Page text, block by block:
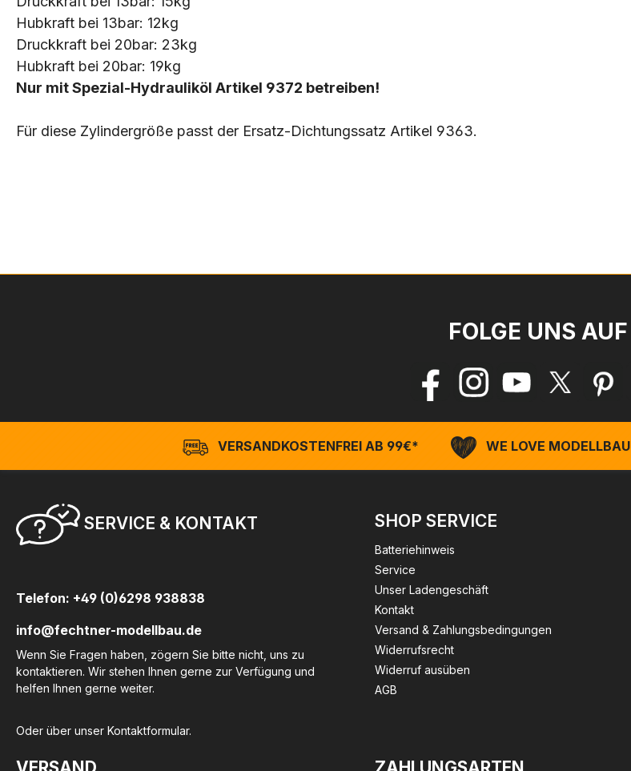
Hubkraft bei 13bar: 12kg
Druckkraft bei 20bar: 23kg
Hubkraft bei 20bar: 19kg
Nur mit Spezial-Hydrauliköl Artikel 9372 betreiben!
Für diese Zylindergröße passt der Ersatz-Dichtungssatz Artikel 9363.
FOLGE UNS AUF
VERSANDKOSTENFREI AB 99€* WE LOVE MODELLBAU
SERVICE & KONTAKT
Telefon: +49 (0)6298 938838
info@fechtner-modellbau.de
Wenn Sie Fragen haben, zögern Sie bitte nicht, uns zu
kontaktieren. Wir stehen Ihnen gerne zur Verfügung und
helfen Ihnen gerne weiter.
Oder über unser Kontaktformular.
SHOP SERVICE
Batteriehinweis
Service
Unser Ladengeschäft
Kontakt
Versand & Zahlungsbedingungen
Widerrufsrecht
Widerruf ausüben
AGB